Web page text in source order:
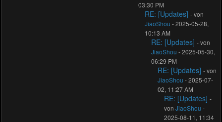
03:30 PM
RE: [Updates] - von
JiaoShou - 2025-05-28,
10:13 AM
RE: [Updates] - von
JiaoShou - 2025-05-30,
06:29 PM
RE: [Updates] - von
JiaoShou - 2025-07-
02, 11:27 AM
RE: [Updates] -
vonJiaoShou -
2025-08-11, 11:34